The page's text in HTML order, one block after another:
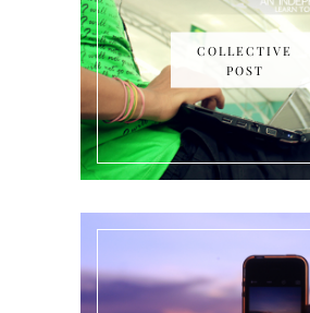
COLLECTIVE
POST